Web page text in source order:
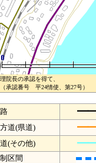
院長の承認を得て、
承認番号 平24情使、第27号）
道(県道)
(その他)
区間